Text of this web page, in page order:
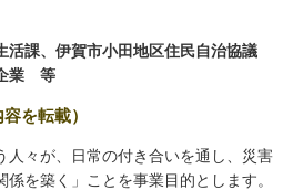
活課、伊賀市小田地区住民自治協議
業 等
を転載）
々が、日常の付き合いを通し、災害
を築く」ことを事業目的とします。